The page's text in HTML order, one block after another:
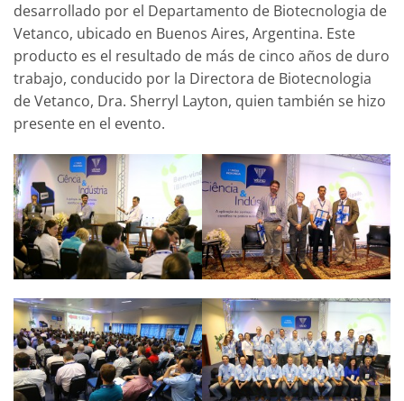
desarrollado por el Departamento de Biotecnologia de
Vetanco, ubicado en Buenos Aires, Argentina. Este
producto es el resultado de más de cinco años de duro
trabajo, conducido por la Directora de Biotecnologia
de Vetanco, Dra. Sherryl Layton, quien también se hizo
presente en el evento.